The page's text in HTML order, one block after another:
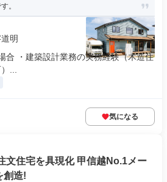
。
明
合 ・建築設計業務の実務経験（木造住
...
気になる
文住宅を具現化 甲信越No.1メー
創造!